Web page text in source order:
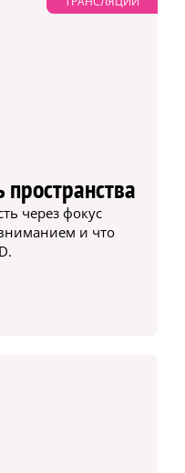
через фокус
и что